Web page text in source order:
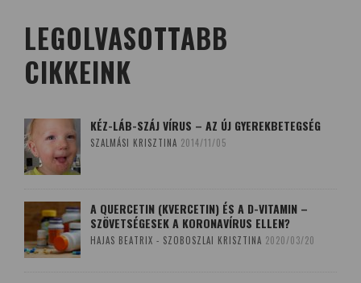
LEGOLVASOTTABB
CIKKEINK
KÉZ-LÁB-SZÁJ VÍRUS – AZ ÚJ GYEREKBETEGSÉG
SZALMÁSI KRISZTINA 2014/11/05
A QUERCETIN (KVERCETIN) ÉS A D-VITAMIN –
SZÖVETSÉGESEK A KORONAVÍRUS ELLEN?
HAJAS BEATRIX - SZOBOSZLAI KRISZTINA 2020/03/20